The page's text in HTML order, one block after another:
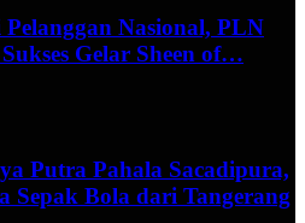
Nasional, PLN
Gelar Sheen of…
Putra Pahala Sacadipura,
Sepak Bola dari Tangerang